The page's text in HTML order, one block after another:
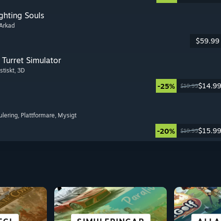
Souls
$59.99
Turret Simulator
, 3D
-25% $19.99$14.99
, Plattformare, Mysigt
-20% $19.99$15.99
STAD &
&